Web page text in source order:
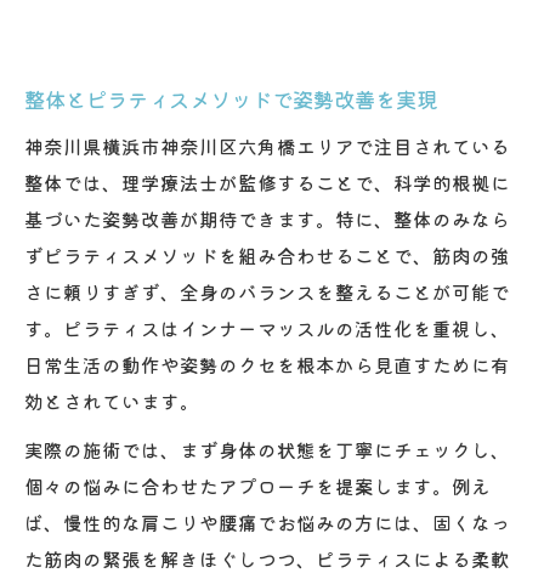
整体とピラティスメソッドで姿勢改善を実現
神奈川県横浜市神奈川区六角橋エリアで注目されている
整体では、理学療法士が監修することで、科学的根拠に
基づいた姿勢改善が期待できます。特に、整体のみなら
ずピラティスメソッドを組み合わせることで、筋肉の強
さに頼りすぎず、全身のバランスを整えることが可能で
す。ピラティスはインナーマッスルの活性化を重視し、
日常生活の動作や姿勢のクセを根本から見直すために有
効とされています。
実際の施術では、まず身体の状態を丁寧にチェックし、
個々の悩みに合わせたアプローチを提案します。例え
ば、慢性的な肩こりや腰痛でお悩みの方には、固くなっ
た筋肉の緊張を解きほぐしつつ、ピラティスによる柔軟